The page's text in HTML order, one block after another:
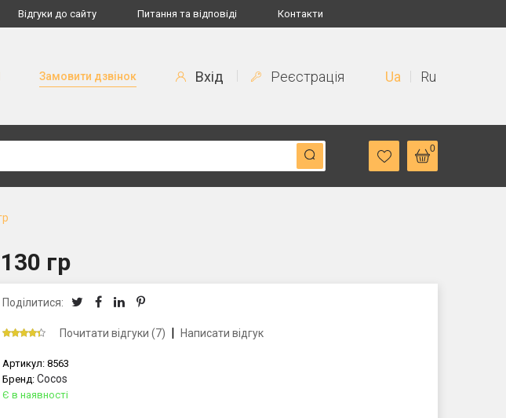
Відгуки до сайту Питання та відповіді Контакти
Замовити дзвінок Вхід Реєстрація Ua Ru
0
гр
Поділитися:
Почитати відгуки (7) | Написати відгук
Артикул: 8563
Бренд: Cocos
Є в наявності